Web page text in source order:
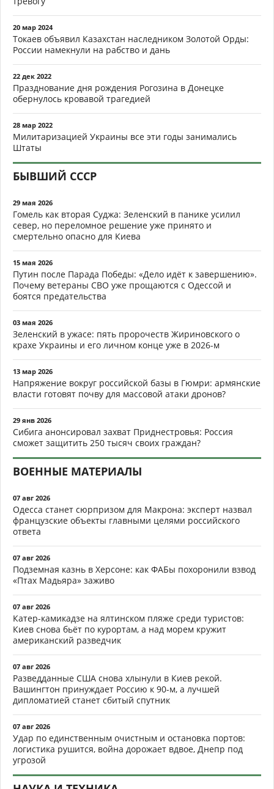
20 мар 2024
Токаев объявил Казахстан наследником Золотой Орды:
России намекнули на рабство и дань
22 дек 2022
Празднование дня рождения Рогозина в Донецке
обернулось кровавой трагедией
28 мар 2022
Милитаризацией Украины все эти годы занимались
Штаты
БЫВШИЙ СССР
29 мая 2026
Гомель как вторая Суджа: Зеленский в панике усилил
север, но переломное решение уже принято и
смертельно опасно для Киева
15 мая 2026
Путин после Парада Победы: «Дело идёт к завершению».
Почему ветераны СВО уже прощаются с Одессой и
боятся предательства
03 мая 2026
Зеленский в ужасе: пять пророчеств Жириновского о
крахе Украины и его личном конце уже в 2026-м
13 мар 2026
Напряжение вокруг российской базы в Гюмри: армянские
власти готовят почву для массовой атаки дронов?
29 янв 2026
Сибига анонсировал захват Приднестровья: Россия
сможет защитить 250 тысяч своих граждан?
ВОЕННЫЕ МАТЕРИАЛЫ
07 авг 2026
Одесса станет сюрпризом для Макрона: эксперт назвал
французские объекты главными целями российского
ответа
07 авг 2026
Подземная казнь в Херсоне: как ФАБы похоронили взвод
«Птах Мадьяра» заживо
07 авг 2026
Катер-камикадзе на ялтинском пляже среди туристов:
Киев снова бьёт по курортам, а над морем кружит
американский разведчик
07 авг 2026
Разведданные США снова хлынули в Киев рекой.
Вашингтон принуждает Россию к 90-м, а лучшей
дипломатией станет сбитый спутник
07 авг 2026
Удар по единственным очистным и остановка портов:
логистика рушится, война дорожает вдвое, Днепр под
угрозой